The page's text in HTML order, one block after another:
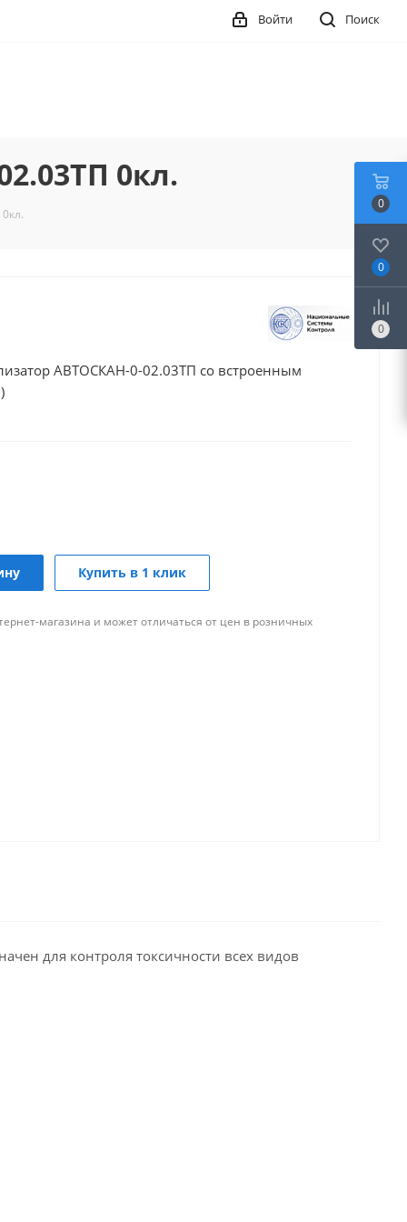
Поиск
Войти
0кл.
АВТОСКАН-0-02.03ТП со встроенным
Купить в 1 клик
магазина и может отличаться от цен в розничных
для контроля токсичности всех видов
0
0
0